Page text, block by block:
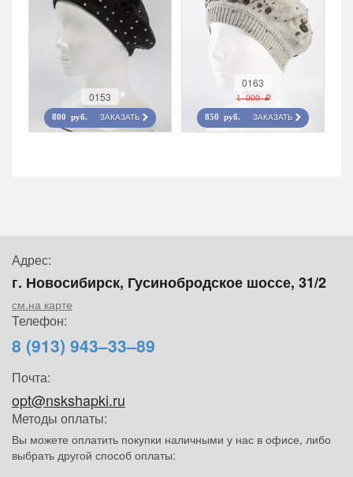
0153
800 руб. ЗАКАЗАТЬ
0163
1 000 r
850 руб. ЗАКАЗАТЬ
Адрес:
г. Новосибирск, Гусинобродское шоссе, 31/2
см.на карте
Телефон:
8 (913) 943–33–89
Почта:
opt@nskshapki.ru
Методы оплаты:
Вы можете оплатить покупки наличными у нас в офисе, либо
выбрать другой способ оплаты: